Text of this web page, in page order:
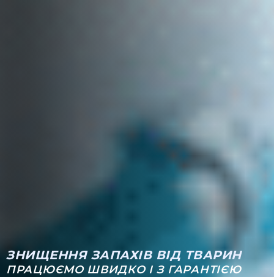
ЗНИЩЕННЯ ЗАПАХІВ ВІД ТВАРИН
ПРАЦЮЄМО ШВИДКО І З ГАРАНТІЄЮ